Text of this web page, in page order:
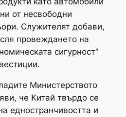
от несвободни
Служителят добави,
провеждането на
сигурност“
Министерството
че Китай твърдо се
едностранчивостта и